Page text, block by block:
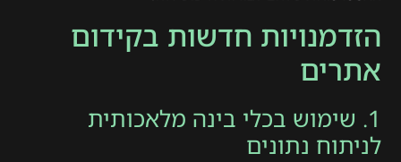
הזדמנויות חדשות בקידום
אתרים
1. שימוש בכלי בינה מלאכותית
לניתוח נתונים